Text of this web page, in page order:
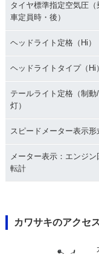
タイヤ標準指定空気圧（
車定員時・後）
ヘッドライト定格（Hi）
ヘッドライトタイプ（Hi）
テールライト定格（制動
灯）
スピードメーター表示形
メーター表示：エンジン
転計
カワサキのアクセ